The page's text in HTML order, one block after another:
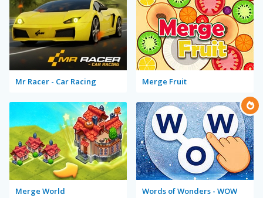
Mr Racer - Car Racing Merge Fruit
Merge World Words of Wonders - WOW